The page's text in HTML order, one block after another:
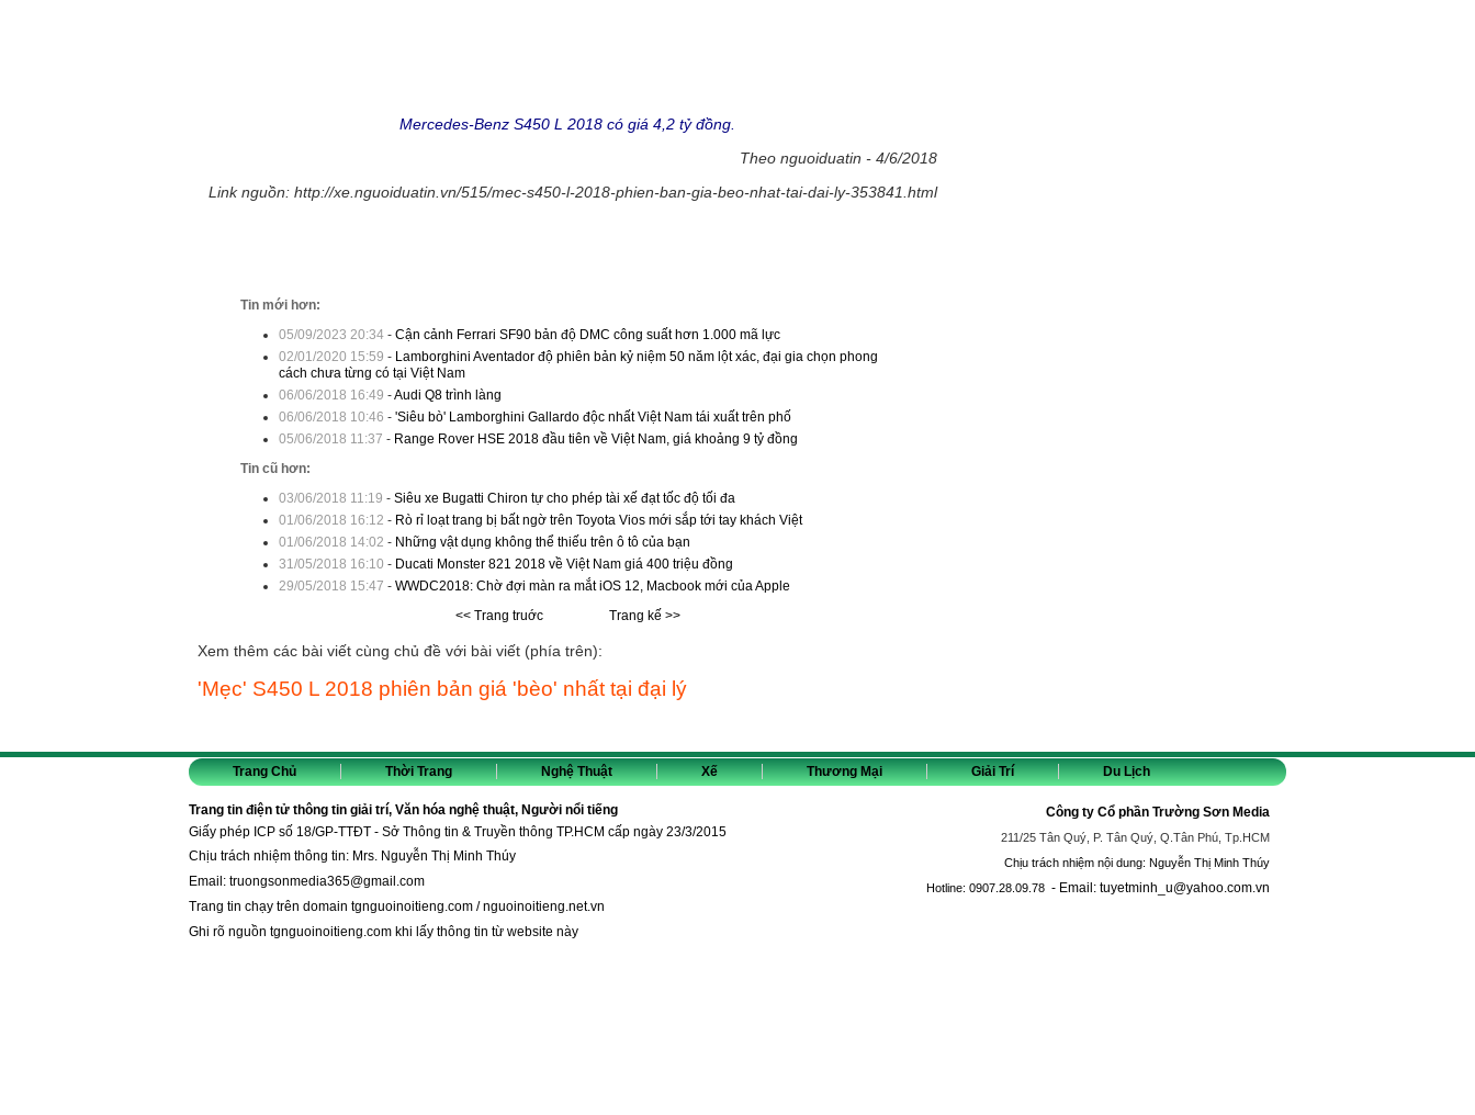
Mercedes-Benz S450 L 2018 có giá 4,2 tỷ đồng.
Theo nguoiduatin - 4/6/2018
Link nguồn: http://xe.nguoiduatin.vn/515/mec-s450-l-2018-phien-ban-gia-beo-nhat-tai-dai-ly-353841.html
Tin mới hơn:
05/09/2023 20:34- Cận cảnh Ferrari SF90 bản độ DMC công suất hơn 1.000 mã lực
02/01/2020 15:59 - Lamborghini Aventador độ phiên bản kỷ niệm 50 năm lột xác, đại gia chọn phong
cách chưa từng có tại Việt Nam
06/06/2018 16:49 -Audi Q8 trình làng
06/06/2018 10:46 - 'Siêu bò' Lamborghini Gallardo độc nhất Việt Nam tái xuất trên phố
05/06/2018 11:37 - Range Rover HSE 2018 đầu tiên về Việt Nam, giá khoảng 9 tỷ đồng
Tin cũ hơn:
03/06/2018 11:19 - Siêu xe Bugatti Chiron tự cho phép tài xế đạt tốc độ tối đa
01/06/2018 16:12 - Rò rỉ loạt trang bị bất ngờ trên Toyota Vios mới sắp tới tay khách Việt
01/06/2018 14:02 - Những vật dụng không thể thiếu trên ô tô của bạn
31/05/2018 16:10 - Ducati Monster 821 2018 về Việt Nam giá 400 triệu đồng
29/05/2018 15:47 - WWDC2018: Chờ đợi màn ra mắt iOS 12, Macbook mới của Apple
<< Trang truớc
Trang kế >>
Xem thêm các bài viết cùng chủ đề với bài viết (phía trên):
'Mẹc' S450 L 2018 phiên bản giá 'bèo' nhất tại đại lý
Trang Chủ Thời Trang Nghệ Thuật Xế Thương Mại Giải Trí Du Lịch
Trang tin điện tử thông tin giải trí, Văn hóa nghệ thuật, Người nổi tiếng
Giấy phép ICP số 18/GP-TTĐT - Sở Thông tin & Truyền thông TP.HCM cấp ngày 23/3/2015
Chịu trách nhiệm thông tin: Mrs. Nguyễn Thị Minh Thúy
Email: truongsonmedia365@gmail.com
Trang tin chạy trên domain tgnguoinoitieng.com /nguoinoitieng.net.vn
Ghi rõ nguồn tgnguoinoitieng.com khi lấy thông tin từ website này
Công ty Cổ phần Trường Sơn Media
211/25 Tân Quý, P. Tân Quý, Q.Tân Phú, Tp.HCM
Chịu trách nhiệm nội dung: Nguyễn Thị Minh Thúy
Hotline: 0907.28.09.78 - Email: tuyetminh_u@yahoo.com.vn